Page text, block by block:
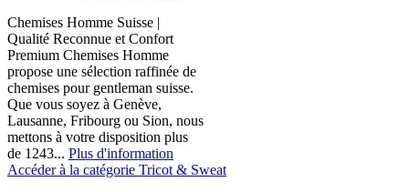
Chemises Homme Suisse |
Qualité Reconnue et Confort
Premium Chemises Homme
propose une sélection raffinée de
chemises pour gentleman suisse.
Que vous soyez à Genève,
Lausanne, Fribourg ou Sion, nous
mettons à votre disposition plus
de 1243... Plus d'information
Accéder à la catégorie Tricot & Sweat